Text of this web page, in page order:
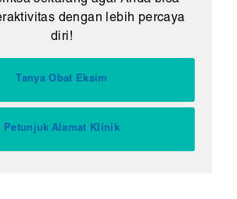
dengan lebih percaya
diri!
Tanya Obat Eksim
Petunjuk Alamat Klinik